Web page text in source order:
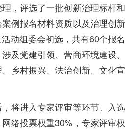
，评选了一批创新治理标杆和
例报名材料资质以及治理创新
动组委会初选，共有60个报名
及党建引领、营商环境建设、
乡村振兴、法治创新、文化宣
将进入专家评审等环节。入选
络投票权重30%，专家评审权